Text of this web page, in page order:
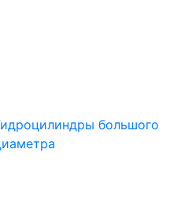
большого